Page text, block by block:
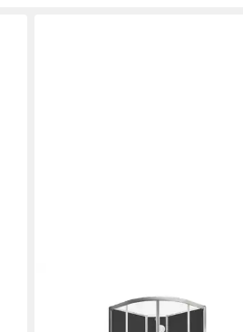
Komplettdusche Kreta II
909,00 €